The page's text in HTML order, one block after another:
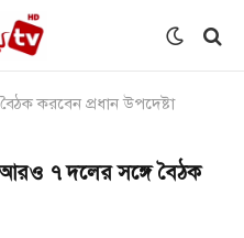
করবেন প্রধান উপদেষ্টা
আরও ৭ দলের সঙ্গে বৈঠক